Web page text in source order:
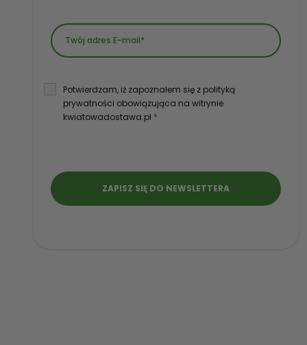
Potwierdzam, iż zapoznałem się z polityką
prywatności obowiązująca na witrynie
kwiatowadostawa.pl *